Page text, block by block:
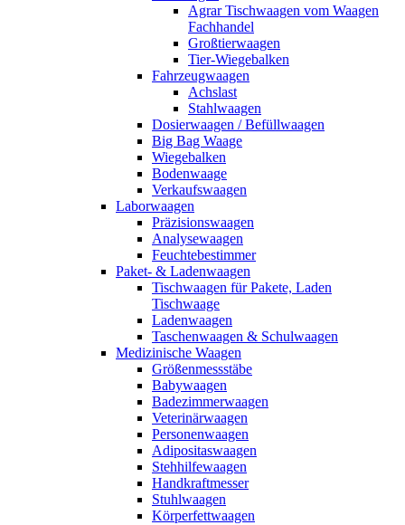
Agrar Tischwaagen vom Waagen
Fachhandel
Großtierwaagen
Tier-Wiegebalken
Fahrzeugwaagen
Achslast
Stahlwaagen
Dosierwaagen / Befüllwaagen
Big Bag Waage
Wiegebalken
Bodenwaage
Verkaufswaagen
Laborwaagen
Präzisionswaagen
Analysewaagen
Feuchtebestimmer
Paket- & Ladenwaagen
Tischwaagen für Pakete, Laden
Tischwaage
Ladenwaagen
Taschenwaagen & Schulwaagen
Medizinische Waagen
Größenmessstäbe
Babywaagen
Badezimmerwaagen
Veterinärwaagen
Personenwaagen
Adipositaswaagen
Stehhilfewaagen
Handkraftmesser
Stuhlwaagen
Körperfettwaagen